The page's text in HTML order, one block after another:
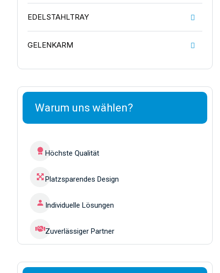
EDELSTAHLTRAY
GELENKARM
Warum uns wählen?
Höchste Qualität
Platzsparendes Design
Individuelle Lösungen
Zuverlässiger Partner